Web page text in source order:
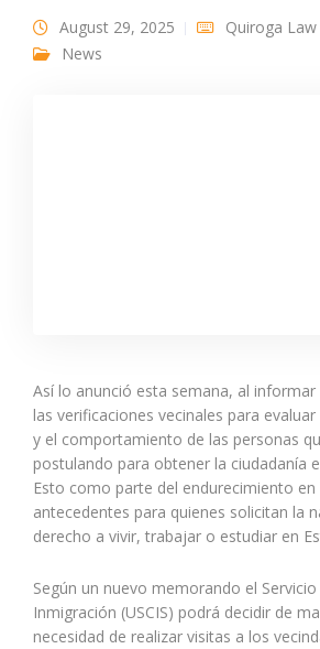
August 29, 2025
Quiroga
News
Así lo anunció esta semana, al informar
las verificaciones vecinales para
y el comportamiento de las personas
postulando para obtener la ciudadanía
Esto como parte del endurecimiento
antecedentes para quienes solicitan la
derecho a vivir, trabajar o estudiar en
Según un nuevo memorando el
Inmigración (USCIS) podrá decidir de
necesidad de realizar visitas a los